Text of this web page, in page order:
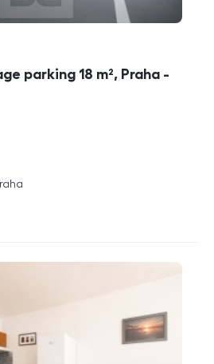
parking 18 m², Praha -